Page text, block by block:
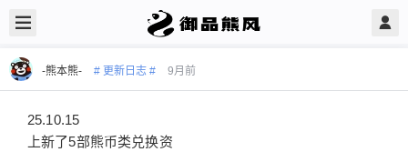
-熊本熊- # 更新日志 # 9月前
25.10.15
上新了5部熊币类兑换资